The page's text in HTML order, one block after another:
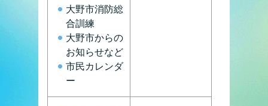
大野市消防総
合訓練
大野市からの
お知らせなど
市民カレンダ
ー